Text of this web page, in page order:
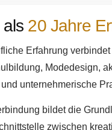
20 Jahre
Erfahrung verbindet
Modedesign,
unternehmerische
bildet die
zwischen